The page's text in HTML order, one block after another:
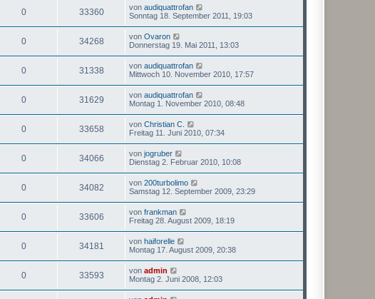
0 33360 von audiquattrofan
Sonntag 18. September 2011, 19:03
0 34268 von Ovaron
Donnerstag 19. Mai 2011, 13:03
0 31338 von audiquattrofan
Mittwoch 10. November 2010, 17:57
0 31629 von audiquattrofan
Montag 1. November 2010, 08:48
0 33658 von Christian C.
Freitag 11. Juni 2010, 07:34
0 34066 von jogruber
Dienstag 2. Februar 2010, 10:08
0 34082 von 200turbolimo
Samstag 12. September 2009, 23:29
0 33606 von frankman
Freitag 28. August 2009, 18:19
0 34181 von haiforelle
Montag 17. August 2009, 20:38
0 33593 von admin
Montag 2. Juni 2008, 12:03